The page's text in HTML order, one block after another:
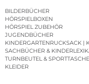
BILDERBÜCHER
HÖRSPIELBOXEN
HÖRSPIEL ZUBEHÖR
JUGENDBÜCHER
SACHBÜCHER &
TURNBEUTEL &
KLEIDER